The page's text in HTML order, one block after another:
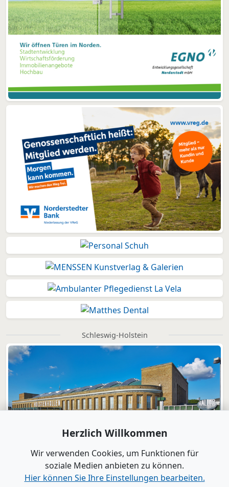
Schleswig-Holstein
Herzlich Willkommen
Wir verwenden Cookies, um Funktionen für
soziale Medien anbieten zu können.
Hier können Sie Ihre Einstellungen bearbeiten.